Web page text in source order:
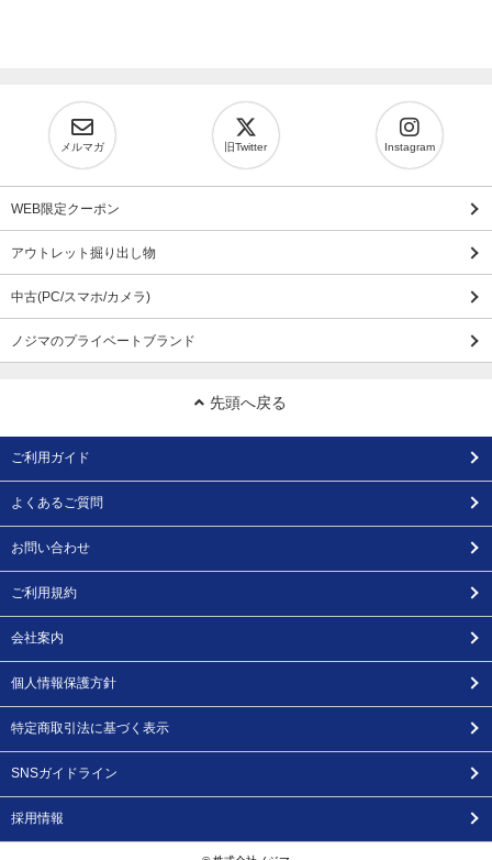
メルマガ 旧Twitter Instagram
WEB限定クーポン
アウトレット掘り出し物
中古(PC/スマホ/カメラ)
ノジマのプライベートブランド
先頭へ戻る
ご利用ガイド
よくあるご質問
お問い合わせ
ご利用規約
会社案内
個人情報保護方針
特定商取引法に基づく表示
SNSガイドライン
採用情報